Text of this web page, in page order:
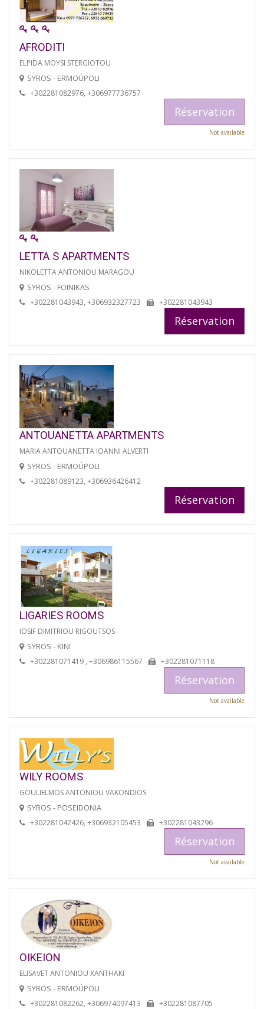
AFRODITI
ELPIDA MOYSI STERGIOTOU
SYROS - ERMOÚPOLI
+302281082976, +306977736757
Réservation
Not available
LETTA S APARTMENTS
NIKOLETTA ANTONIOU MARAGOU
SYROS - FOINIKAS
+302281043943, +306932327723 +302281043943
Réservation
ANTOUANETTA APARTMENTS
MARIA ANTOUANETTA IOANNI ALVERTI
SYROS - ERMOÚPOLI
+302281089123, +306936426412
Réservation
LIGARIES ROOMS
IOSIF DIMITRIOU RIGOUTSOS
SYROS - KINI
+302281071419 , +306986115567 +302281071118
Réservation
Not available
WILY ROOMS
GOULIELMOS ANTONIOU VAKONDIOS
SYROS - POSEIDONIA
+302281042426, +306932105453 +302281043296
Réservation
Not available
OIKEION
ELISAVET ANTONIOU XANTHAKI
SYROS - ERMOÚPOLI
+302281082262, +306974097413 +302281087705